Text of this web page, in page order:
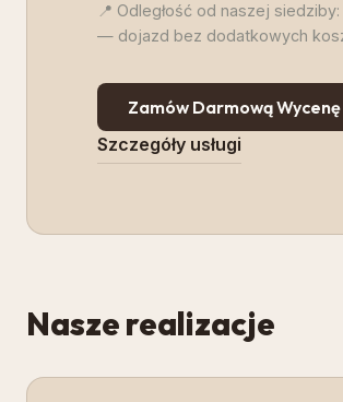
📍 Odległość od naszej siedziby:
— dojazd bez dodatkowych
Zamów Darmową Wycenę
Szczegóły usługi
Nasze realizacje